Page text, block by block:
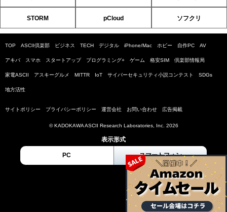
STORM pCloud ソフクリ
TOP ASCII倶楽部 ビジネス TECH デジタル iPhone/Mac ホビー 自作PC AV
アキバ スマホ スタートアップ プログラミング+ ゲーム 格安SIM 倶楽部情報局
家電ASCII アスキーグルメ MITTR IoT サイバーセキュリティ小説コンテスト SDGs
地方活性
サイトポリシー プライバシーポリシー 運営会社 お問い合わせ 広告掲載
© KADOKAWA ASCII Research Laboratories, Inc. 2026
表示形式
PC スマートフォン